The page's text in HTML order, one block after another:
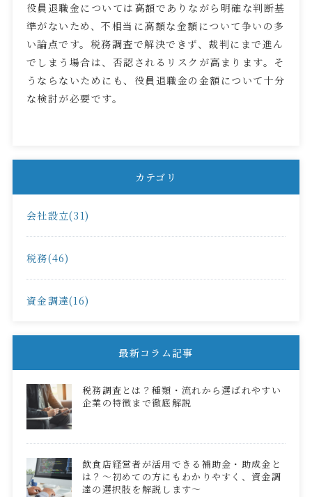
役員退職金については高額でありながら明確な判断基
準がないため、不相当に高額な金額について争いの多
い論点です。税務調査で解決できず、裁判にまで進ん
でしまう場合は、否認されるリスクが高まります。そ
うならないためにも、役員退職金の金額について十分
な検討が必要です。
カテゴリ
会社設立(31)
税務(46)
資金調達(16)
最新コラム記事
税務調査とは？種類・流れから選ばれやすい
企業の特徴まで徹底解説
飲食店経営者が活用できる補助金・助成金と
は？～初めての方にもわかりやすく、資金調
達の選択肢を解説します～